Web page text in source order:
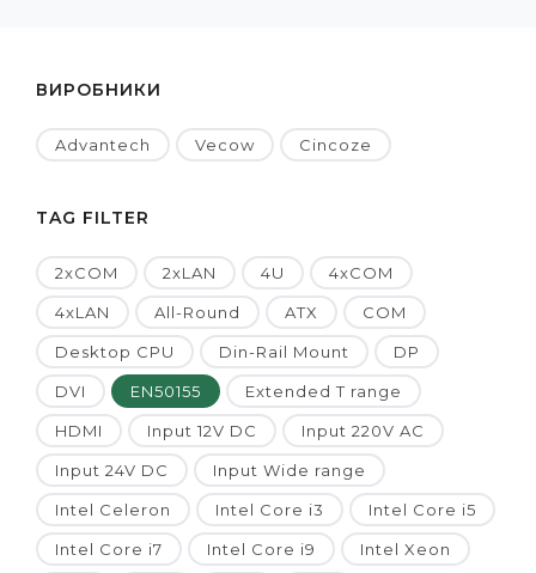
ВИРОБНИКИ
Advantech Vecow Cincoze
TAG FILTER
2xCOM 2xLAN 4U 4xCOM
4xLAN All-Round ATX COM
Desktop CPU Din-Rail Mount DP
DVI EN50155 Extended T range
HDMI Input 12V DC Input 220V AC
Input 24V DC Input Wide range
Intel Celeron Intel Core i3 Intel Core i5
Intel Core i7 Intel Core i9 Intel Xeon